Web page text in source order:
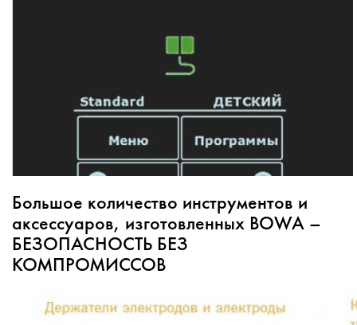
Большое количество инструментов и
аксессуаров, изготовленных BOWA –
БЕЗОПАСНОСТЬ БЕЗ
КОМПРОМИССОВ